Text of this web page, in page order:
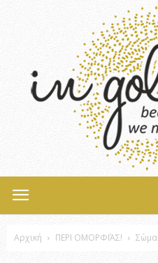
Αρχική ΠΕΡΙ ΟΜΟΡΦΙΆΣ! Σώμα